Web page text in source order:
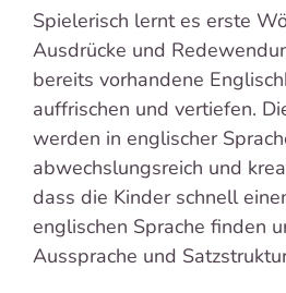
Spielerisch lernt es erste
Ausdrücke und
bereits vorhandene
auffrischen und vertiefen.
werden in englischer
abwechslungsreich und
dass die Kinder schnell
englischen Sprache finden
Aussprache und